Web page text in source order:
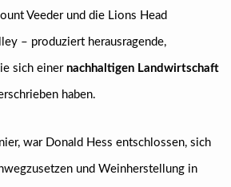
Veeder und die Lions Head
– produziert herausragende,
sich einer nachhaltigen Landwirtschaft
haben.
war Donald Hess entschlossen, sich
und Weinherstellung in